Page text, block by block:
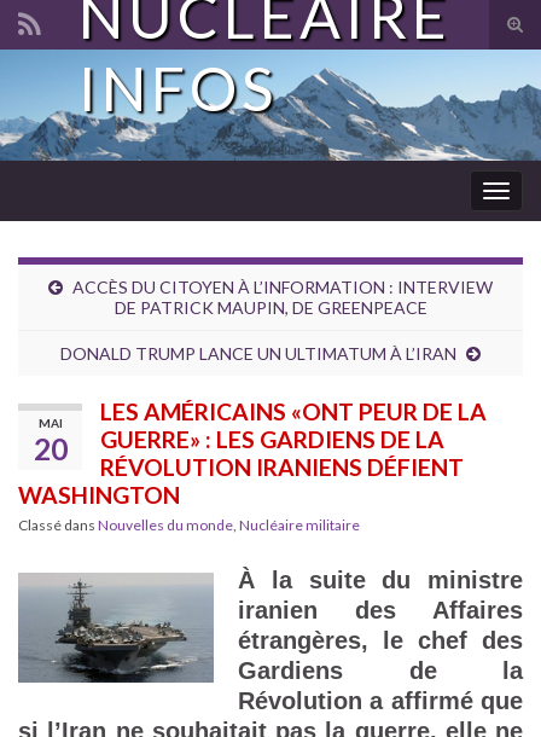
Search for:
NUCLÉAIRE
INFOS
ACCÈS DU CITOYEN À L’INFORMATION : INTERVIEW
DE PATRICK MAUPIN, DE GREENPEACE
DONALD TRUMP LANCE UN ULTIMATUM À L’IRAN
MAI
20
LES AMÉRICAINS «ONT PEUR DE LA
GUERRE» : LES GARDIENS DE LA
RÉVOLUTION IRANIENS DÉFIENT
WASHINGTON
Classé dans Nouvelles du monde, Nucléaire militaire
À la suite du ministre
iranien des Affaires
étrangères, le chef des
Gardiens de la
Révolution a affirmé que
si l’Iran ne souhaitait pas la guerre, elle ne